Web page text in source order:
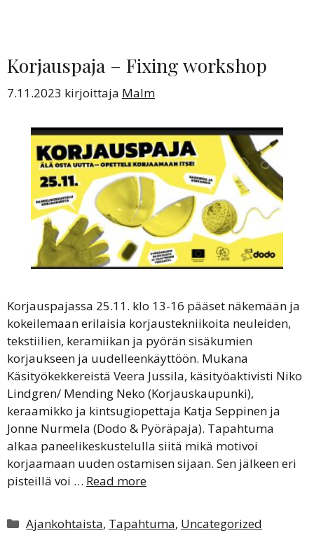
Korjauspaja – Fixing workshop
7.11.2023 kirjoittaja Malm
Korjauspajassa 25.11. klo 13-16 pääset näkemään ja
kokeilemaan erilaisia korjaustekniikoita neuleiden,
tekstiilien, keramiikan ja pyörän sisäkumien
korjaukseen ja uudelleenkäyttöön. Mukana
Käsityökekkereistä Veera Jussila, käsityöaktivisti Niko
Lindgren/ Mending Neko (Korjauskaupunki),
keraamikko ja kintsugiopettaja Katja Seppinen ja
Jonne Nurmela (Dodo & Pyöräpaja). Tapahtuma
alkaa paneelikeskustelulla siitä mikä motivoi
korjaamaan uuden ostamisen sijaan. Sen jälkeen eri
pisteillä voi … Read more
Kategoriat
Ajankohtaista, Tapahtuma, Uncategorized